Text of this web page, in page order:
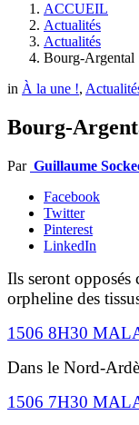
ACCUEIL
Actualités
Actualités
Bourg-Argental
in À la une !,
Bourg-
Par Guillaume
Facebook
Twitter
Pinterest
LinkedIn
Ils seront
orpheline des
1506 8H30
Dans le Nord-
1506 7H30